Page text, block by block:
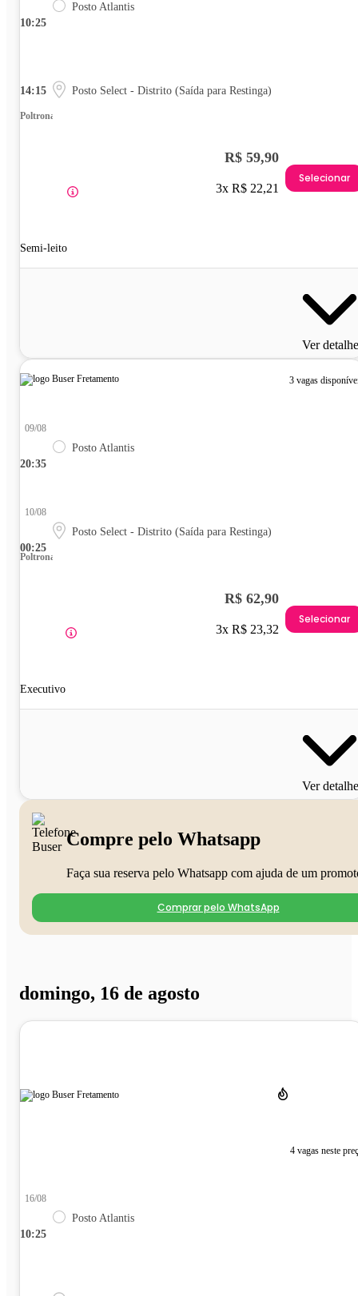
10:25
Posto Atlantis
14:15 Posto Select - Distrito (Saída para Restinga)
Poltrona
Semi-leito
R$ 59,90
3x R$ 22,21
Selecionar
Ver
3 vagas
20:35
09/08
Posto Atlantis
00:25
10/08
Posto Select - Distrito (Saída para Restinga)
Poltrona
Executivo
R$ 62,90
3x R$ 23,32
Selecionar
Ver
Compre pelo Whatsapp
Faça sua reserva pelo Whatsapp com ajuda de um
Comprar pelo WhatsApp
domingo, 16 de agosto
4 vagas neste
10:25
16/08
Posto Atlantis